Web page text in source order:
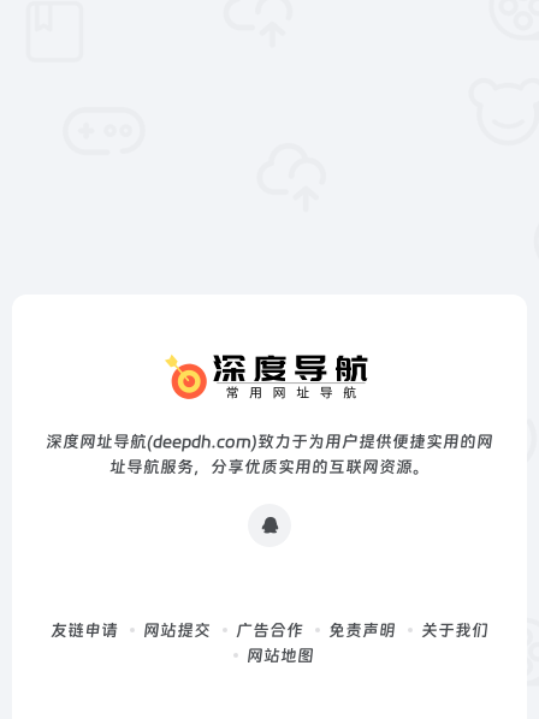
深度网址导航(deepdh.com)致力于为用户提供便捷实用的网
址导航服务，分享优质实用的互联网资源。
友链申请 网站提交 广告合作 免责声明
关于我们
网站地图